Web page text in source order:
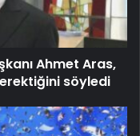
Ahmet Aras,
söyledi